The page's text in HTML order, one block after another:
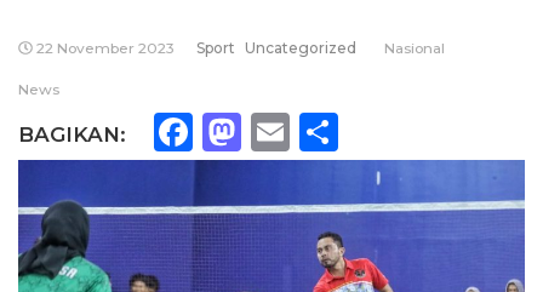
22 November 2023 Sport Uncategorized Nasional
News
BAGIKAN: Facebook
Mastodon
Email